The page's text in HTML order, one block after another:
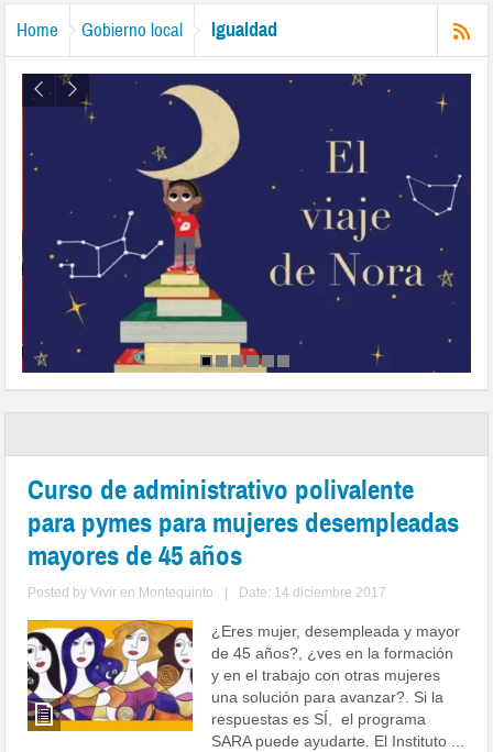
Home Gobierno local Igualdad
Curso de administrativo polivalente
para pymes para mujeres desempleadas
mayores de 45 años
Posted byVivir en Montequinto Date: 14 diciembre 2017
¿Eres mujer, desempleada y mayor
de 45 años?, ¿ves en la formación
y en el trabajo con otras mujeres
una solución para avanzar?. Si la
respuestas es SÍ, el programa
SARA puede ayudarte. El Instituto ...